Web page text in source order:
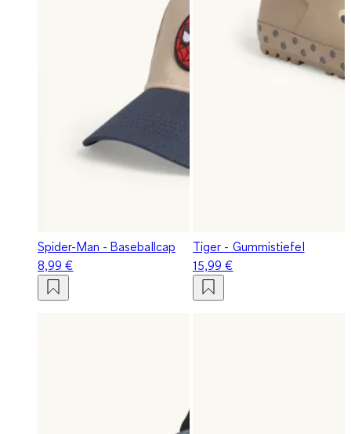
Spider-Man - Baseballcap
8,99 €
Tiger - Gummistiefel
15,99 €